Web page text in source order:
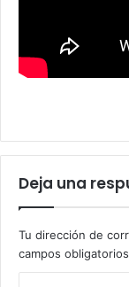
Deja una
Tu dirección de
campos